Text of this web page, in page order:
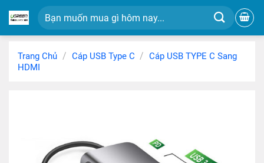
đến
nội
dung
Tìm
kiếm:
Trang Chủ / Cáp USB Type C / Cáp USB TYPE C Sang
HDMI